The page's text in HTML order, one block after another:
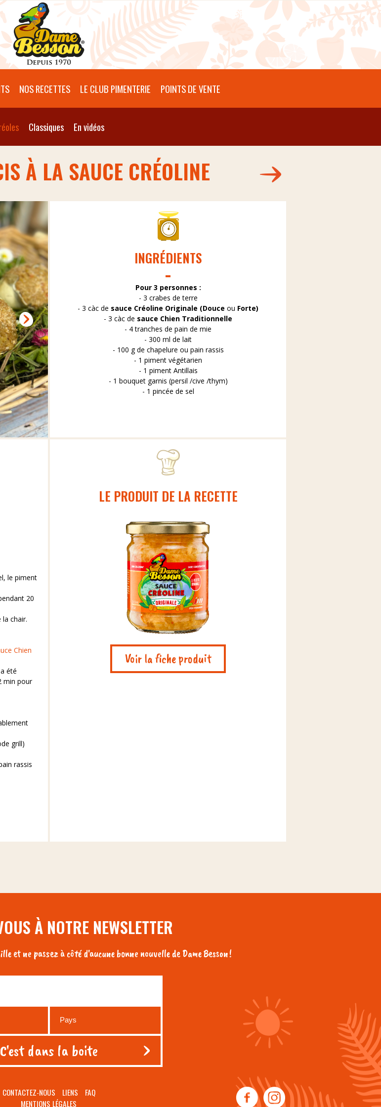
NOS RECETTES LE CLUB PIMENTERIE POINTS DE VENTE
Classiques En vidéos
À LA SAUCE CRÉOLINE
INGRÉDIENTS
Pour 3 personnes :
- 3 crabes de terre
- 3 càc de sauce Créoline Originale (Douce ou Forte)
- 3 càc de sauce Chien Traditionnelle
- 4 tranches de pain de mie
- 300 ml de lait
- 100 g de chapelure ou pain rassis
- 1 piment végétarien
- 1 piment Antillais
- 1 bouquet garnis (persil /cive /thym)
- 1 pincée de sel
le piment
20
chair.
Chien
été
min pour
grill)
rassis
LE PRODUIT DE LA RECETTE
Voir la fiche produit
À NOTRE NEWSLETTER
et ne passez à côté d'aucune bonne nouvelle de Dame Besson !
CONTACTEZ-NOUS LIENS
FAQ
MENTIONS LÉGALES